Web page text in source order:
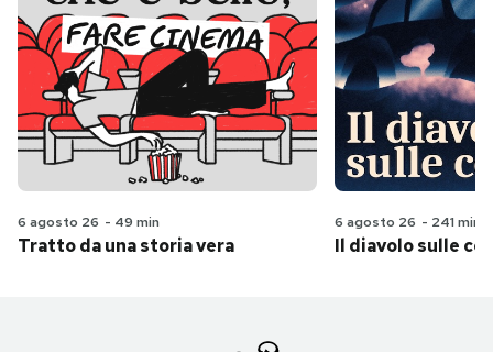
6 agosto 26 - 49 min
Tratto da una storia vera
6 agosto 26 - 241 min
Il diavolo sulle